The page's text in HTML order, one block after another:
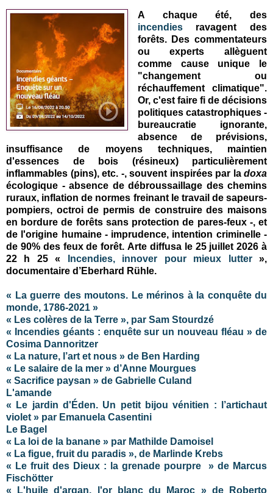
A chaque été, des
incendiesravagent des
forêts. Des commentateurs
ou experts allèguent
comme cause unique le
"changement ou
réchauffement climatique".
Or, c'est faire fi de décisions
politiques catastrophiques -
bureaucratie ignorante,
absence de prévisions,
insuffisance de moyens techniques, maintien
d'essences de bois (résineux) particulièrement
inflammables (pins), etc. -, souvent inspirées par la doxa
écologique - absence de débroussaillage des chemins
ruraux, inflation de normes freinant le travail de sapeurs-
pompiers, octroi de permis de construire des maisons
en bordure de forêts sans protection de pares-feux -, et
de l'origine humaine - imprudence, intention criminelle -
de 90% des feux de forêt. Arte diffusa le 25 juillet 2026 à
22 h 25 «
Incendies, innover pour mieux lutter»,
documentaire d’Eberhard Rühle.
« La guerre des moutons. Le mérinos à la conquête du
monde, 1786-2021 »
« Les colères de la Terre », par Sam Stourdzé
« Incendies géants : enquête sur un nouveau fléau » de
Cosima Dannoritzer
« La nature, l’art et nous » de Ben Harding
« Le salaire de la mer » d’Anne Mourgues
« Sacrifice paysan » de Gabrielle Culand
L'amande
« Le jardin d'Éden. Un petit bijou vénitien : l’artichaut
violet » par Emanuela Casentini
Le Bagel
« La loi de la banane » par Mathilde Damoisel
« La figue, fruit du paradis », de Marlinde Krebs
« Le fruit des Dieux : la grenade pourpre » de Marcus
Fischötter
« L'huile d'argan, l'or blanc du Maroc » de Roberto